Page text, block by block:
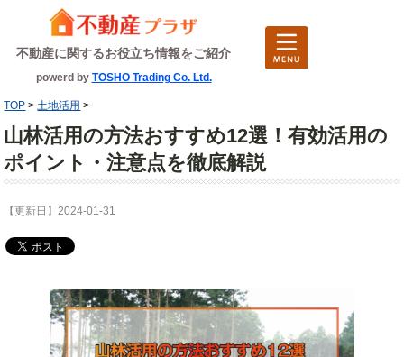
不動産に関するお役立ち情報をご紹介
powerd by TOSHO Trading Co. Ltd.
TOP >土地活用 >
山林活用の方法おすすめ12選！有効活用の
ポイント・注意点を徹底解説
【更新日】2024-01-31